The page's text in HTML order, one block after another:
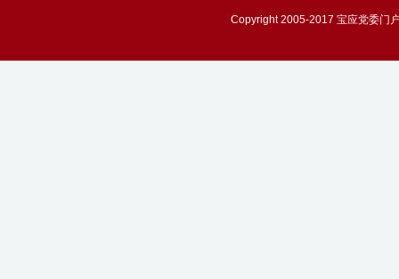
Copyright 2005-2017 宝应党委门